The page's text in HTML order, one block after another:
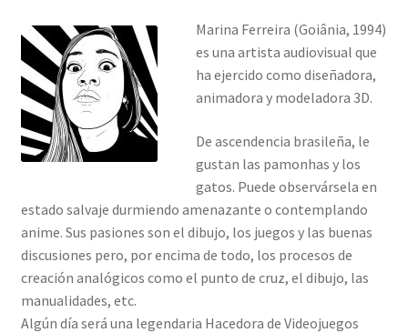
Asociades
menú
hijo
Albert Kadmon
Evel
Max Ross
Mina
Ximi
Topo
Marina Ferreira (Goiânia, 1994)
es una artista audiovisual que
ha ejercido como diseñadora,
animadora y modeladora 3D.
De ascendencia brasileña, le
gustan las pamonhas y los
gatos. Puede observársela en
estado salvaje durmiendo amenazante o contemplando
anime. Sus pasiones son el dibujo, los juegos y las buenas
discusiones pero, por encima de todo, los procesos de
creación analógicos como el punto de cruz, el dibujo, las
manualidades, etc.
Algún día será una legendaria Hacedora de Videojuegos